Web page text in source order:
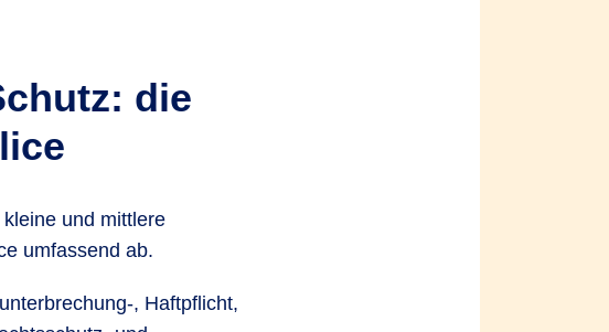
die
und mittlere
umfassend ab.
, Haftpflicht,